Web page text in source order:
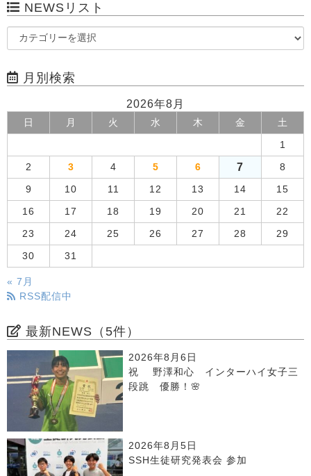
NEWSリスト
月別検索
2026年8月
日 月 火 水 木 金 土
1
2 3 4 5 6 7 8
9 10 11 12 13 14 15
16 17 18 19 20 21 22
23 24 25 26 27 28 29
30 31
« 7月
RSS配信中
最新NEWS（5件）
2026年8月6日
祝 野澤和心 インターハイ女子三
段跳 優勝！🌸
2026年8月5日
SSH生徒研究発表会 参加